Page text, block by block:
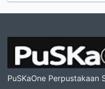
PuSKaOne Perpustakaan